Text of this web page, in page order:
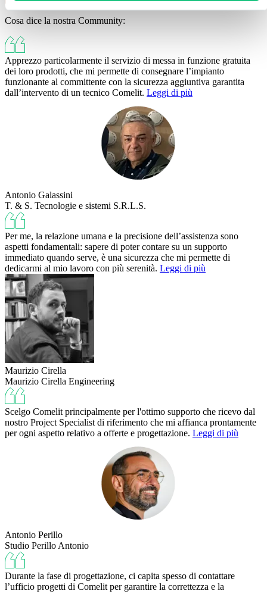
Cosa dice la nostra Community:
Apprezzo particolarmente il servizio di messa in funzione gratuita
dei loro prodotti, che mi permette di consegnare l’impianto
funzionante al committente con la sicurezza aggiuntiva garantita
dall’intervento di un tecnico Comelit. Leggi di più
Antonio Galassini
T. & S. Tecnologie e sistemi S.R.L.S.
Per me, la relazione umana e la precisione dell’assistenza sono
aspetti fondamentali: sapere di poter contare su un supporto
immediato quando serve, è una sicurezza che mi permette di
dedicarmi al mio lavoro con più serenità. Leggi di più
Maurizio Cirella
Maurizio Cirella Engineering
Scelgo Comelit principalmente per l'ottimo supporto che ricevo dal
nostro Project Specialist di riferimento che mi affianca prontamente
per ogni aspetto relativo a offerte e progettazione. Leggi di più
Antonio Perillo
Studio Perillo Antonio
Durante la fase di progettazione, ci capita spesso di contattare
l’ufficio progetti di Comelit per garantire la correttezza e la